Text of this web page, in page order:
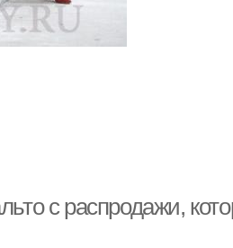
с распродажи,